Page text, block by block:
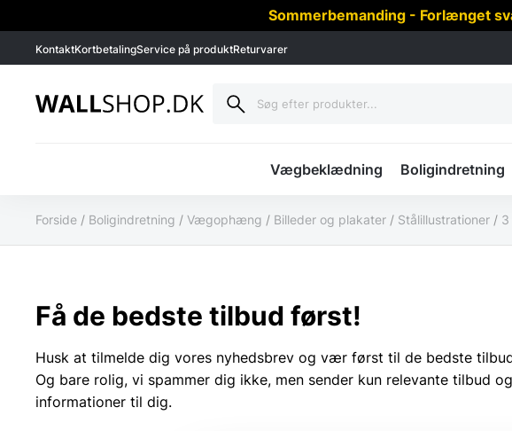
Sommerbemanding - Forlænget
KontaktKortbetalingService på produktReturvarer
Vægbeklædning Boligindretning
Forside / Boligindretning / Vægophæng / Billeder og plakater / Stålillustrationer / 3
Få de bedste tilbud først!
Husk at tilmelde dig vores nyhedsbrev og vær først til de bedste
Og bare rolig, vi spammer dig ikke, men sender kun relevante tilbud og
informationer til dig.